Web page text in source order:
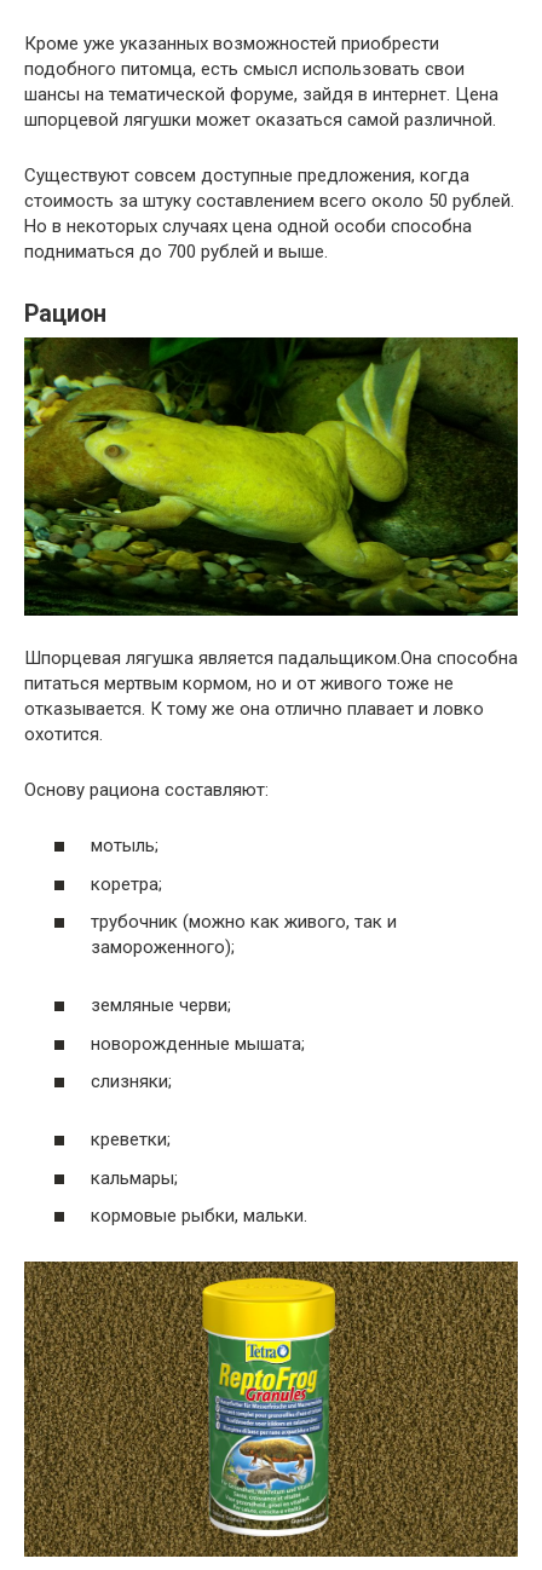
Кроме уже указанных возможностей приобрести
подобного питомца, есть смысл использовать свои
шансы на тематической форуме, зайдя в интернет. Цена
шпорцевой лягушки может оказаться самой различной.
Существуют совсем доступные предложения, когда
стоимость за штуку составлением всего около 50 рублей.
Но в некоторых случаях цена одной особи способна
подниматься до 700 рублей и выше.
Рацион
Шпорцевая лягушка является падальщиком.Она способна
питаться мертвым кормом, но и от живого тоже не
отказывается. К тому же она отлично плавает и ловко
охотится.
Основу рациона составляют:
мотыль;
коретра;
трубочник (можно как живого, так и
замороженного);
земляные черви;
новорожденные мышата;
слизняки;
креветки;
кальмары;
кормовые рыбки, мальки.